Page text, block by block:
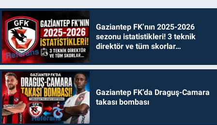
Gaziantep FK’nın 2025-2026
sezonu istatistikleri! 3 teknik
direktör ve tüm skorlar…
Gaziantep FK’da Draguş-Camara
takası bombası